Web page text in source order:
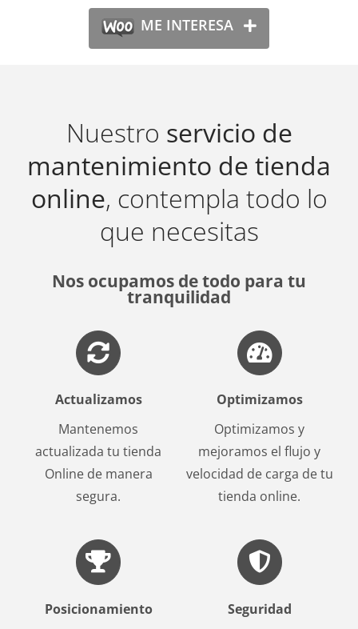
ME INTERESA
Nuestro servicio de
mantenimiento de tienda
online, contempla todo lo
que necesitas
Nos ocupamos de todo para tu
tranquilidad
Actualizamos
Mantenemos
actualizada tu tienda
Online de manera
segura.
Optimizamos
Optimizamos y
mejoramos el flujo y
velocidad de carga de tu
tienda online.
Posicionamiento
Seguridad